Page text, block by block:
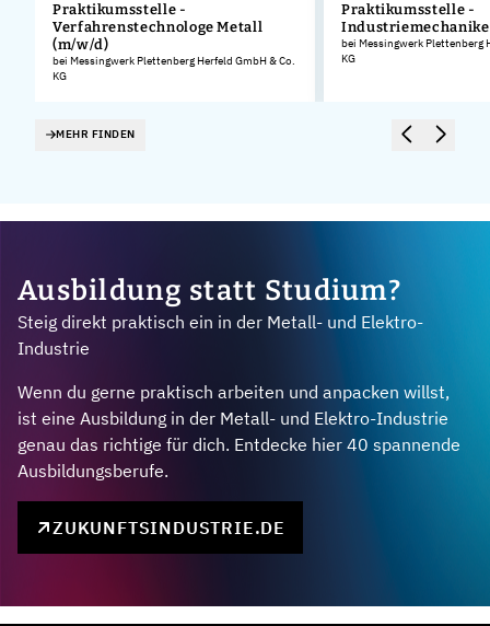
Praktikumsstelle -
Verfahrenstechnologe Metall
(m/w/d)
bei Messingwerk Plettenberg Herfeld GmbH & Co.
KG
Praktikumsstelle -
bei Messingwerk Plettenberg
KG
MEHR FINDEN
Ausbildung statt Studium?
Steig direkt praktisch ein in der Metall- und Elektro-
Industrie
Wenn du gerne praktisch arbeiten und anpacken willst,
ist eine Ausbildung in der Metall- und Elektro-Industrie
genau das richtige für dich. Entdecke hier 40 spannende
Ausbildungsberufe.
ZUKUNFTSINDUSTRIE.DE